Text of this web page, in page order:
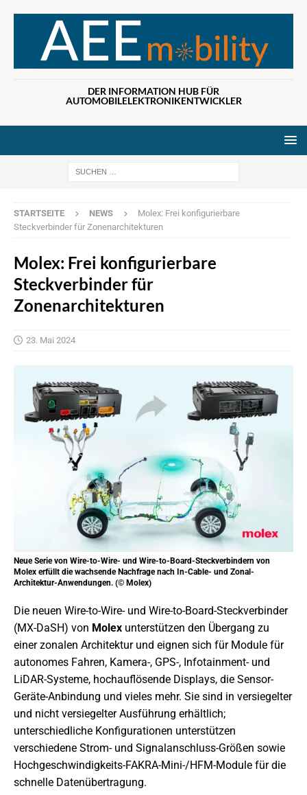
DER INFORMATION HUB FÜR
AUTOMOBILELEKTRONIKENTWICKLER
STARTSEITE NEWS
Molex: Frei konfigurierbare
Steckverbinder für Zonenarchitekturen
Molex: Frei konfigurierbare
Steckverbinder für
Zonenarchitekturen
23. Mai 2024
Neue Serie von Wire-to-Wire- und Wire-to-Board-Steckverbindern von
Molex erfüllt die wachsende Nachfrage nach In-Cable- und Zonal-
Architektur-Anwendungen. (© Molex)
Die neuen Wire-to-Wire- und Wire-to-Board-Steckverbinder
(MX-DaSH) von Molex unterstützen den Übergang zu
einer zonalen Architektur und eignen sich für Module für
autonomes Fahren, Kamera-, GPS-, Infotainment- und
LiDAR-Systeme, hochauflösende Displays, die Sensor-
Geräte-Anbindung und vieles mehr. Sie sind in versiegelter
und nicht versiegelter Ausführung erhältlich;
unterschiedliche Konfigurationen unterstützen
verschiedene Strom- und Signalanschluss-Größen sowie
Hochgeschwindigkeits-FAKRA-Mini-/HFM-Module für die
schnelle Datenübertragung.